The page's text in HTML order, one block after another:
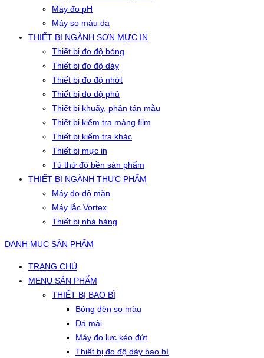
Máy đo pH
Máy so màu da
THIẾT BỊ NGÀNH SƠN MỰC IN
Thiết bị đo độ bóng
Thiết bị đo độ dày
Thiết bị đo độ nhớt
Thiết bị đo độ phủ
Thiết bị khuấy, phân tán mẫu
Thiết bị kiểm tra màng film
Thiết bị kiểm tra khác
Thiết bị mực in
Tủ thử độ bền sản phẩm
THIẾT BỊ NGÀNH THỰC PHẨM
Máy đo độ mặn
Máy lắc Vortex
Thiết bị nhà hàng
DANH MỤC SẢN PHẨM
TRANG CHỦ
MENU SẢN PHẨM
THIẾT BỊ BAO BÌ
Bóng đèn so màu
Đá mài
Máy đo lực kéo đứt
Thiết bị đo độ dày bao bì